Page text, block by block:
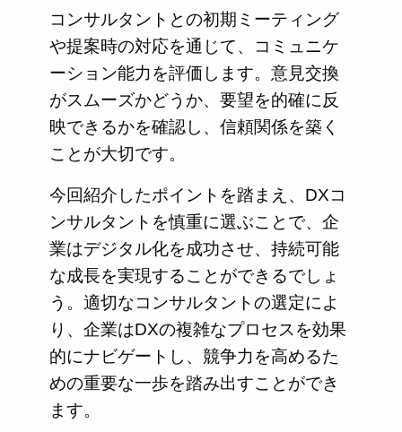
コンサルタントとの初期ミーティング
や提案時の対応を通じて、コミュニケ
ーション能力を評価します。意見交換
がスムーズかどうか、要望を的確に反
映できるかを確認し、信頼関係を築く
ことが大切です。
今回紹介したポイントを踏まえ、DXコ
ンサルタントを慎重に選ぶことで、企
業はデジタル化を成功させ、持続可能
な成長を実現することができるでしょ
う。適切なコンサルタントの選定によ
り、企業はDXの複雑なプロセスを効果
的にナビゲートし、競争力を高めるた
めの重要な一歩を踏み出すことができ
ます。